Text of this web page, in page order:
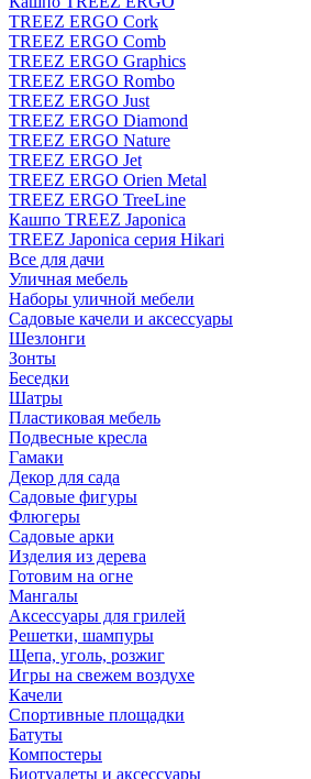
TREEZ ERGO Cork
TREEZ ERGO Comb
TREEZ ERGO Graphics
TREEZ ERGO Rombo
TREEZ ERGO Just
TREEZ ERGO Diamond
TREEZ ERGO Nature
TREEZ ERGO Jet
TREEZ ERGO Orien Metal
TREEZ ERGO TreeLine
Кашпо TREEZ Japonica
TREEZ Japonica серия Hikari
Все для дачи
Уличная мебель
Наборы уличной мебели
Садовые качели и аксессуары
Шезлонги
Зонты
Беседки
Шатры
Пластиковая мебель
Подвесные кресла
Гамаки
Декор для сада
Садовые фигуры
Флюгеры
Садовые арки
Изделия из дерева
Готовим на огне
Мангалы
Аксессуары для грилей
Решетки, шампуры
Щепа, уголь, розжиг
Игры на свежем воздухе
Качели
Спортивные площадки
Батуты
Компостеры
Биотуалеты и аксессуары